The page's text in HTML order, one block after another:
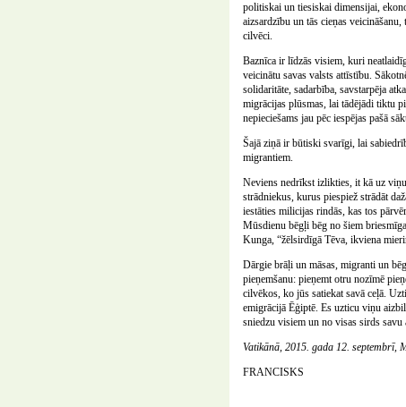
politiskai un tiesiskai dimensijai,
aizsardzību un tās cieņas
cilvēci.
Baznīca ir līdzās visiem, kuri
veicinātu savas valsts attīstību.
solidaritāte, sadarbība, savstarpēja
migrācijas plūsmas, lai tādējādi tiktu
nepieciešams jau pēc iespējas pašā
Šajā ziņā ir būtiski svarīgi, lai
migrantiem.
Neviens nedrīkst izlikties, it kā uz
strādniekus, kurus piespiež strādāt
iestāties milicijas rindās, kas tos
Mūsdienu bēgļi bēg no šiem
Kunga, “žēlsirdīgā Tēva, ikviena
Dārgie brāļi un māsas, migranti un
pieņemšanu: pieņemt otru nozīmē
cilvēkos, ko jūs satiekat savā ceļā.
emigrācijā Ēģiptē. Es uzticu viņu
sniedzu visiem un no visas sirds
Vatikānā, 2015. gada 12. septembrī,
FRANCISKS